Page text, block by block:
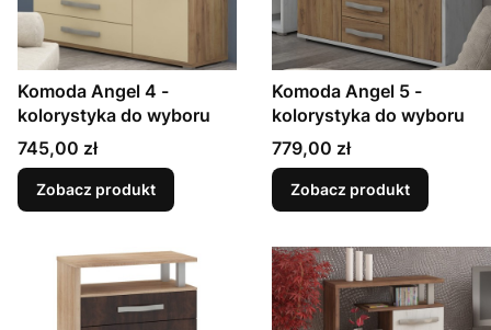
Komoda Angel 4 -
kolorystyka do wyboru
Cena
745,00 zł
Zobacz produkt
Komoda Angel 5 -
kolorystyka do wyboru
Cena
779,00 zł
Zobacz produkt